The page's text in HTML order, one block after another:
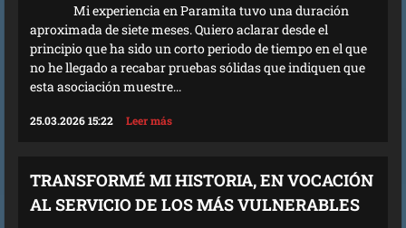
Mi experiencia en Paramita tuvo una duración
aproximada de siete meses. Quiero aclarar desde el
principio que ha sido un corto periodo de tiempo en el que
no he llegado a recabar pruebas sólidas que indiquen que
esta asociación muestre...
25.03.2026 15:22 Leer más
TRANSFORMÉ MI HISTORIA, EN VOCACIÓN
AL SERVICIO DE LOS MÁS VULNERABLES